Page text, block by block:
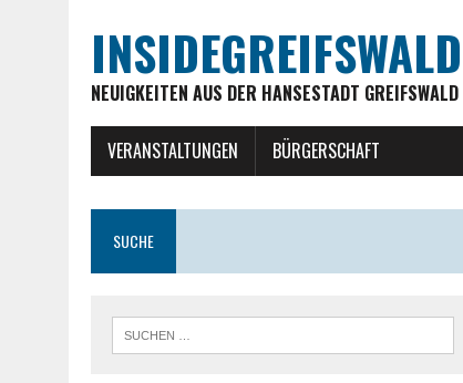
INSIDEGREIFSWALD
NEUIGKEITEN AUS DER HANSESTADT
VERANSTALTUNGEN BÜRGERSCHAFT
SUCHE